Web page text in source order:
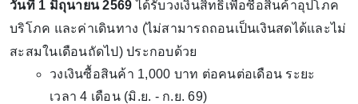
วันที่ 1 มิถุนายน 2569ได้รับวงเงินสิทธิเพื่อซื้อสินค้าอุปโภค
บริโภค และค่าเดินทาง (ไม่สามารถถอนเป็นเงินสดได้และไม่
สะสมในเดือนถัดไป) ประกอบด้วย
วงเงินซื้อสินค้า 1,000 บาท ต่อคนต่อเดือน ระยะ
เวลา 4 เดือน (มิ.ย. - ก.ย. 69)